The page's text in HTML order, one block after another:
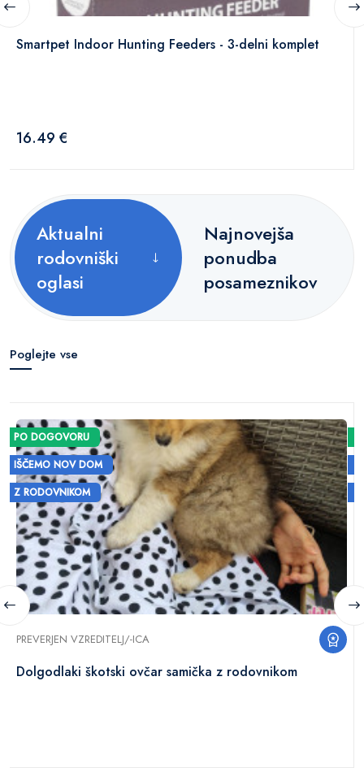
Smartpet Indoor Hunting Feeders - 3-delni komplet
16.49 €
Aktualni
rodovniški
oglasi
Najnovejša
ponudba
posameznikov
Poglejte vse
PO DOGOVORU
IŠČEMO NOV DOM
Z RODOVNIKOM
PREVERJEN VZREDITELJ/-ICA
Dolgodlaki škotski ovčar samička z rodovnikom